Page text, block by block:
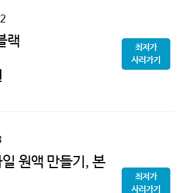
랙
최저가
사러가기
원액 만들기, 본
최저가
사러가기